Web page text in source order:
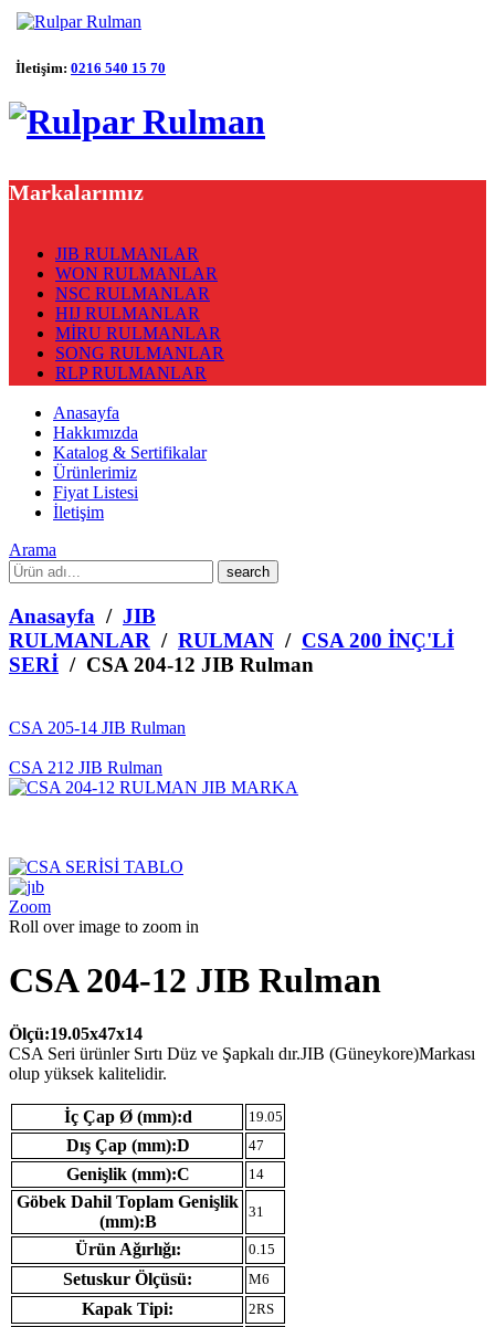
İletişim: 0216 540 15 70
Markalarımız
JIB RULMANLAR
WON RULMANLAR
NSC RULMANLAR
HIJ RULMANLAR
MİRU RULMANLAR
SONG RULMANLAR
RLP RULMANLAR
Anasayfa
Hakkımızda
Katalog & Sertifikalar
Ürünlerimiz
Fiyat Listesi
İletişim
Arama
What
are
you
looking
for?
Anasayfa / JIB
RULMANLAR / RULMAN / CSA 200 İNÇ'Lİ
SERİ / CSA 204-12 JIB Rulman
CSA 205-14 JIB Rulman
CSA 212 JIB Rulman
Zoom
Roll over image to zoom in
CSA 204-12 JIB Rulman
Ölçü:19.05x47x14
CSA Seri ürünler Sırtı Düz ve Şapkalı dır.JIB (Güneykore)Markası
olup yüksek kalitelidir.
İç Çap Ø (mm):d 19.05
Dış Çap (mm):D 47
Genişlik (mm):C 14
Göbek Dahil Toplam Genişlik
(mm):B
31
Ürün Ağırlığı: 0.15
Setuskur Ölçüsü: M6
Kapak Tipi: 2RS